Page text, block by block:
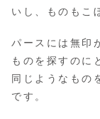
いし、ものもこ
パースには無印
ものを探すのに
同じようなもの
です。